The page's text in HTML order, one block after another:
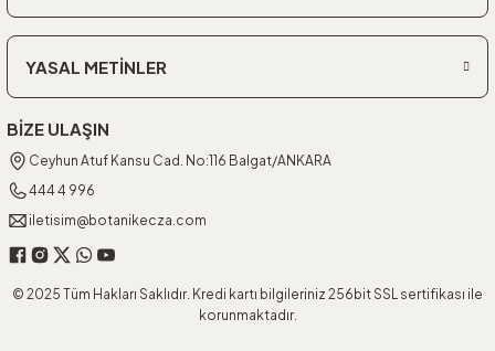
YASAL METİNLER
BİZE ULAŞIN
Ceyhun Atuf Kansu Cad. No:116 Balgat/ANKARA
444 4 996
iletisim@botanikecza.com
© 2025 Tüm Hakları Saklıdır. Kredi kartı bilgileriniz 256bit SSL sertifikası ile
korunmaktadır.